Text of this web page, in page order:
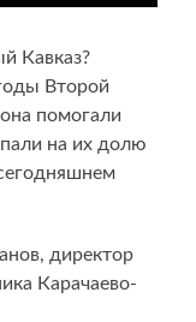
Кавказ?
Второй
помогали
на их долю
директор
Карачаево-